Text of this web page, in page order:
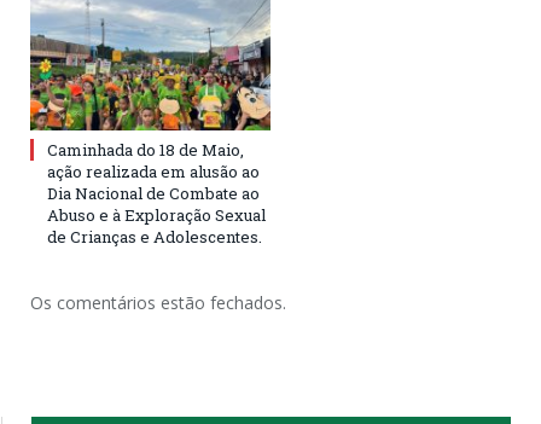
Caminhada do 18 de Maio,
ação realizada em alusão ao
Dia Nacional de Combate ao
Abuso e à Exploração Sexual
de Crianças e Adolescentes.
Os comentários estão fechados.